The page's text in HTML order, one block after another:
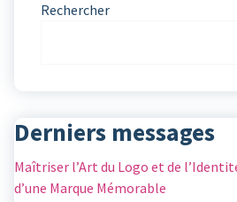
Rechercher
Derniers messages
Maîtriser l’Art du Logo et de
d’une Marque Mémorable